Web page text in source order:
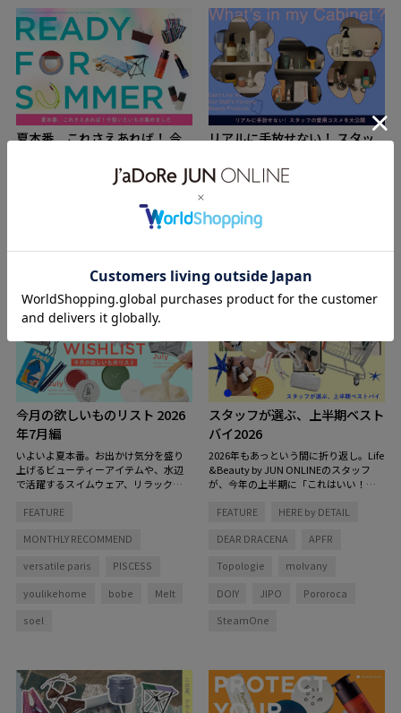
夏本番、これさえあれば！ 今
夏本番に向けて、今こそチェックした
えたいバッグやコスメ、香りもの、イ
ンテリアまで、見逃せないラインナッ
リアルに手放せない！ スタッ
数あるアイテムのなかで、リアルに使
のコスメキャビネットの中を拝見。ス
番になっているお気に入りをご紹介し
今月の欲しいものリスト 2026
年7月編
いよいよ夏本番。お出かけ気分を盛り
上げるビューティーアイテムや、水辺
で活躍するスイムウェア、リラックス
と心地よく、自分らしく過ごすための
FEATURE
MONTHLY RECOMMEND
versatile paris PISCESS
youlikehome bobe Melt
soel
スタッフが選ぶ、上半期ベスト
バイ2026
2026年もあっという間に折り返し。Life
&Beauty by JUN ONLINEのスタッフ
が、今年の上半期に「これはいい！」
しました。
FEATURE HERE by DETAIL
DEAR DRACENA APFR
Topologie molvany
DOIY JIPO Pororoca
SteamOne